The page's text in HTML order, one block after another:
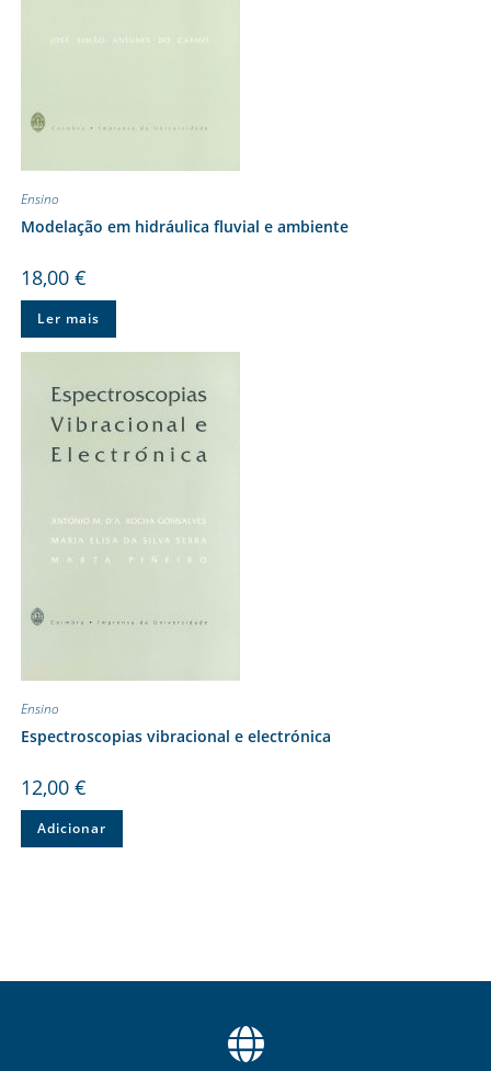
Ensino
Modelação em hidráulica fluvial e ambiente
18,00 €
Ler mais
Ensino
Espectroscopias vibracional e electrónica
12,00 €
Adicionar